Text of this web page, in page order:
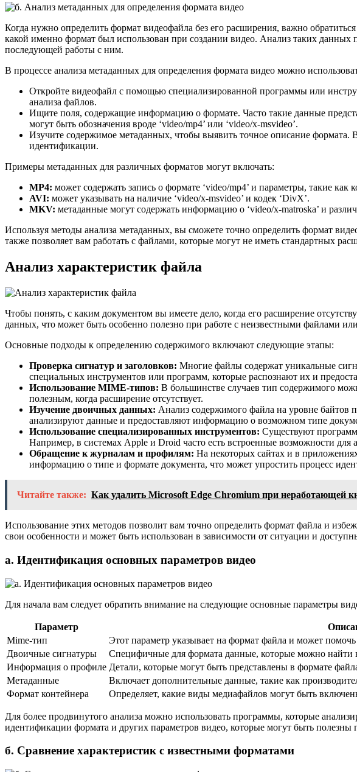
Когда нужно определить формат видеофайла без его расширения, важно
какой именно формат был использован при создании видео. Анализ таких данных
последующей работы с ним.
В процессе анализа метаданных для определения формата видео можно
Откройте видеофайл с помощью специализированной программы или
анализа файлов.
Ищите поля, содержащие информацию о формате. Часто такие данные
могут быть обозначения вроде ‘video/mp4’ или ‘video/x-msvideo’.
Изучите содержимое метаданных, чтобы выявить точное описание
идентификации.
Примеры метаданных для различных форматов могут включать:
MP4: может содержать запись о формате ‘video/mp4’ и параметры, такие как
AVI: может указывать на наличие ‘video/x-msvideo’ и кодек ‘DivX’.
MKV: метаданные могут содержать информацию о ‘video/x-matroska’ и
Используя методы анализа метаданных, вы сможете точно определить формат
также позволяет вам работать с файлами, которые могут не иметь стандартных
Анализ характеристик файла
Чтобы понять, с каким документом вы имеете дело, когда его расширение
данных, что может быть особенно полезно при работе с неизвестными файлами
Основные подходы к определению содержимого включают следующие этапы:
Проверка сигнатур и заголовков: Многие файлы содержат уникальные
специальных инструментов или программ, которые распознают их и
Использование MIME-типов: В большинстве случаев тип содержимого
полезным, когда расширение отсутствует.
Изучение двоичных данных: Анализ содержимого файла на уровне байтов
анализируют данные и предоставляют информацию о возможном типе
Использование специализированных инструментов: Существуют
Например, в системах Apple и Droid часто есть встроенные возможности для
Обращение к журналам и профилям: На некоторых сайтах и в
информацию о типе и формате документа, что может упростить процесс
Читайте также: Как удалить Microsoft Edge Chromium при неработающей
Использование этих методов позволит вам точно определить формат файла и
свои особенности и может быть использован в зависимости от ситуации и
а. Идентификация основных параметров видео
Для начала вам следует обратить внимание на следующие основные параметры
Параметр
Mime-тип
Этот параметр указывает на формат файла и может
Двоичные сигнатуры
Специфичные для формата данные, которые можно найти
Информация о профиле Детали, которые могут быть представлены в формате
Метаданные
Включает дополнительные данные, такие как
Формат контейнера
Определяет, какие виды медиафайлов могут быть
Для более продвинутого анализа можно использовать программы, которые
идентификации формата и других параметров видео, которые могут быть
б. Сравнение характеристик с известными форматами